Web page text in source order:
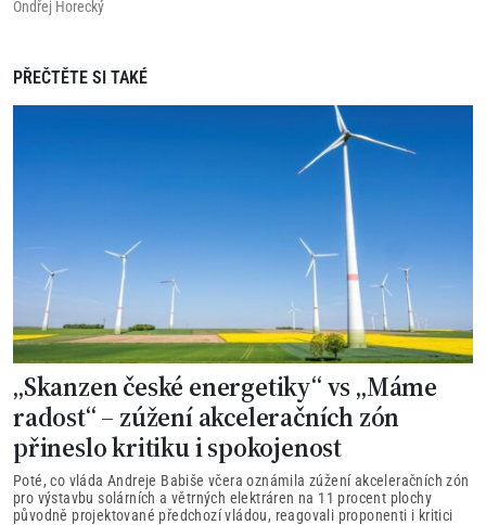
Ondřej Horecký
PŘEČTĚTE SI TAKÉ
„Skanzen české energetiky“ vs „Máme
radost“ – zúžení akceleračních zón
přineslo kritiku i spokojenost
Poté, co vláda Andreje Babiše včera oznámila zúžení akceleračních zón
pro výstavbu solárních a větrných elektráren na 11 procent plochy
původně projektované předchozí vládou, reagovali proponenti i kritici